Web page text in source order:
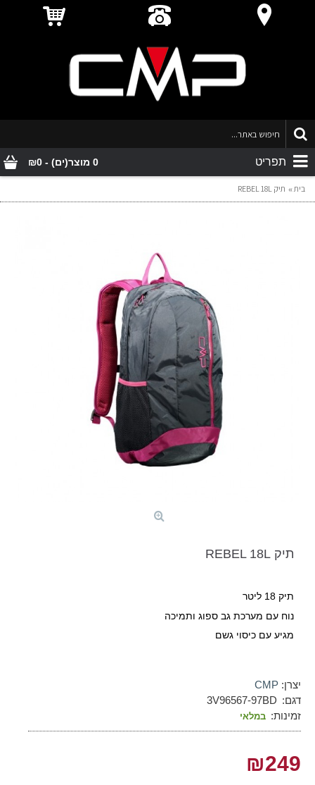
0 מוצר(ים) - ₪0 תפריט
בית תיק REBEL 18L
תיק REBEL 18L
תיק 18 ליטר
נוח עם מערכת גב ספוג ותמיכה
מגיע עם כיסוי גשם
יצרן: CMP
דגם: 3V96567-97BD
זמינות: במלאי
₪249